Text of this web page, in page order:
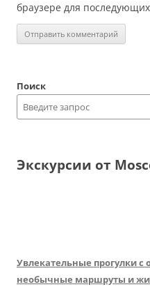
браузере для
Поиск
Экскурсии от
Увлекательные прогулки
необычные маршруты и